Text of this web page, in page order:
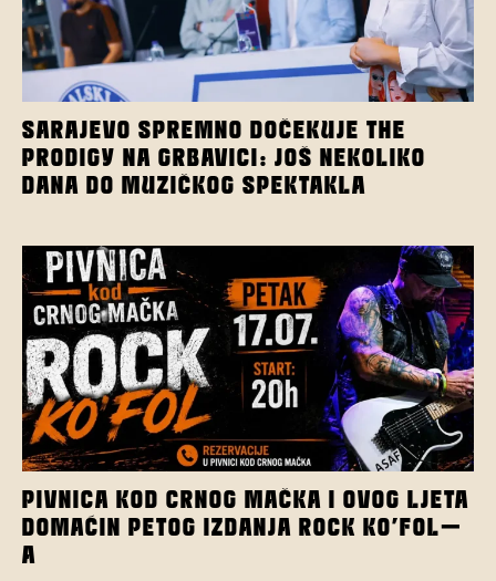
SARAJEVO SPREMNO DOČEKUJE THE
PRODIGY NA GRBAVICI: JOŠ NEKOLIKO
DANA DO MUZIČKOG SPEKTAKLA
PIVNICA KOD CRNOG MAČKA I OVOG LJETA
DOMAĆIN PETOG IZDANJA ROCK KO’FOL-
A